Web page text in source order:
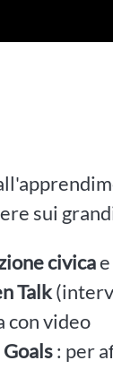
sui
civicae
Talk
con video
: per